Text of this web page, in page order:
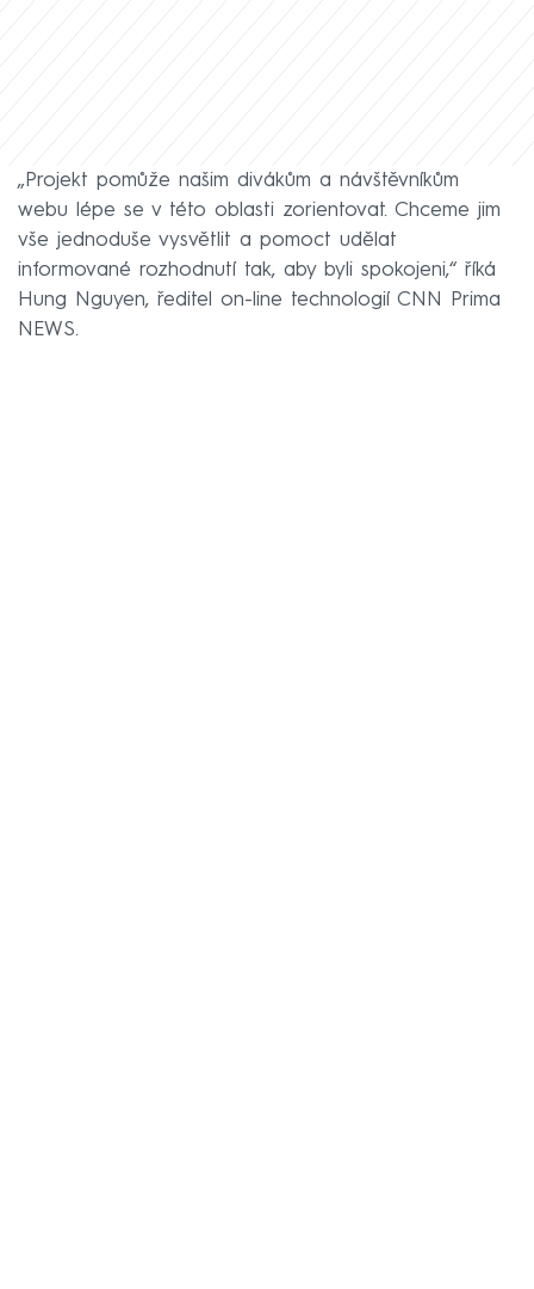
„Projekt pomůže našim divákům a návštěvníkům
webu lépe se v této oblasti zorientovat. Chceme jim
vše jednoduše vysvětlit a pomoct udělat
informované rozhodnutí tak, aby byli spokojeni,“ říká
Hung Nguyen, ředitel on-line technologií CNN Prima
NEWS.